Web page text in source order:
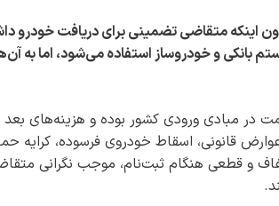
بدون اینکه متقاضی تضمینی برای دریافت خودرو
بانکی و خودروساز استفاده می‌شود، اما به
قیمت در مبادی ورودی کشور بوده و هزینه‌های بعد
قانونی، اسقاط خودروی فرسوده، کرایه
و قطعی هنگام ثبت‌نام، موجب نگرانی